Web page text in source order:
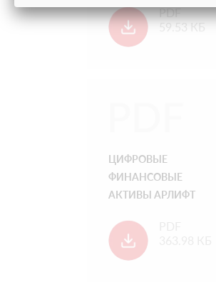
PDF
59.53 КБ
ЦИФРОВЫЕ
ФИНАНСОВЫЕ
АКТИВЫ АРЛИФТ